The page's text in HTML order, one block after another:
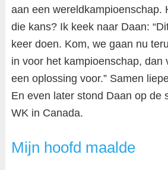
aan een wereldkampioenschap.
die kans? Ik keek naar Daan:
keer doen. Kom, we gaan nu
in voor het kampioenschap, dan
een oplossing voor.” Samen
En even later stond Daan op de
WK in Canada.
Mijn hoofd maalde